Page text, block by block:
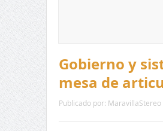
Gobierno y
mesa de
Publicado por: MaravillaStereo